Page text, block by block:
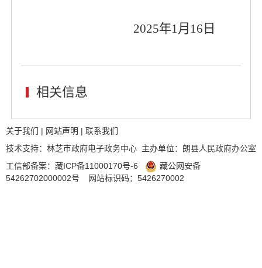
2025年1月 16 日
相关信息
关于我们 | 网站声明 | 联系我们
技术支持：林芝市政府电子政务中心 主办单位：朗县人民政府办公室
工信部备案： 藏ICP备11000170号-6
藏公网安备
54262702000002号
网站标识码：5426270002